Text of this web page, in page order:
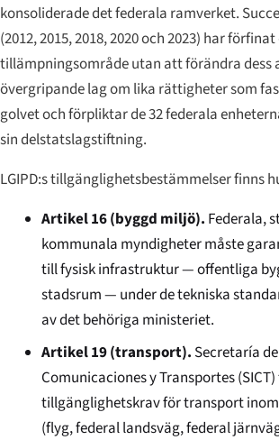
konsoliderade det federala ramverket.
(2012, 2015, 2018, 2020 och 2023) har förfinat
tillämpningsområde utan att förändra dess
övergripande lag om lika rättigheter som
golvet och förpliktar de 32 federala
sin delstatslagstiftning.
LGIPD:s tillgänglighetsbestämmelser finns
Artikel 16 (byggd miljö). Federala,
kommunala myndigheter måste
till fysisk infrastruktur — offentliga
stadsrum — under de tekniska
av det behöriga ministeriet.
Artikel 19 (transport). Secretaría
Comunicaciones y Transportes
tillgänglighetskrav för transport
(flyg, federal landsväg, federal